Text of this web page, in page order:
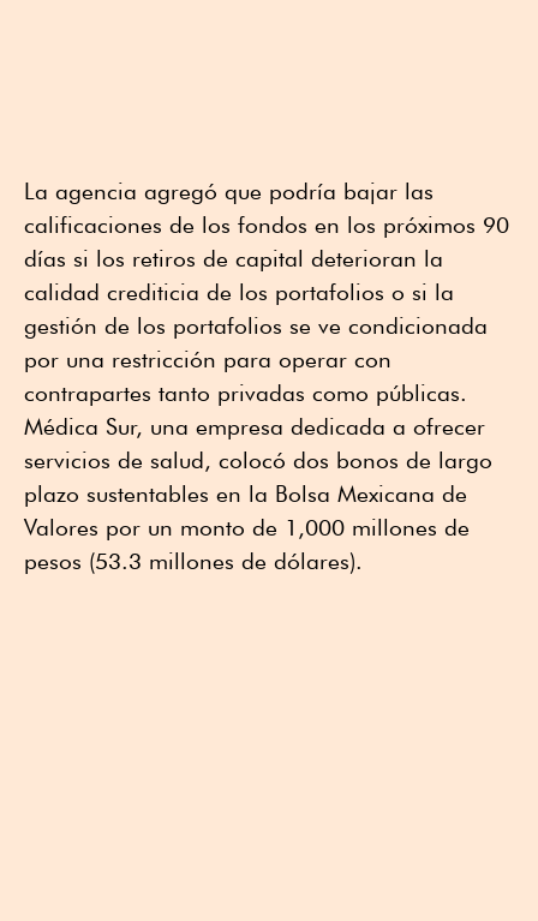
La agencia agregó que podría bajar las
calificaciones de los fondos en los próximos 90
días si los retiros de capital deterioran la
calidad crediticia de los portafolios o si la
gestión de los portafolios se ve condicionada
por una restricción para operar con
contrapartes tanto privadas como públicas.
Médica Sur, una empresa dedicada a ofrecer
servicios de salud, colocó dos bonos de largo
plazo sustentables en la Bolsa Mexicana de
Valores por un monto de 1,000 millones de
pesos (53.3 millones de dólares).